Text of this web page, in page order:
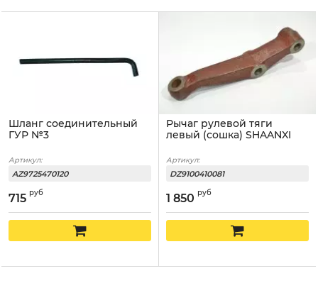
Шланг соединительный
ГУР №3
Артикул:
AZ9725470120
715 руб
Рычаг рулевой тяги
левый (сошка) SHAANXI
Артикул:
DZ9100410081
1 850 руб